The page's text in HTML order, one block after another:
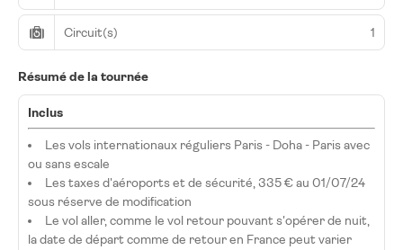
Circuit(s) 1
Résumé de la tournée
Inclus
Les vols internationaux réguliers Paris - Doha - Paris avec
ou sans escale
Les taxes d'aéroports et de sécurité, 335 € au 01/07/24
sous réserve de modification
Le vol aller, comme le vol retour pouvant s'opérer de nuit,
la date de départ comme de retour en France peut varier